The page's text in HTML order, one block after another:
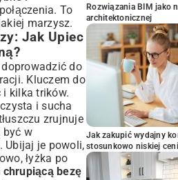
To
marzysz.
Jak Upiec
do
Kluczem do
i kilka trików.
i sucha
zrujnuje
być w
Ubijaj je powoli,
łyżka po
bezę
Rozwiązania BIM jako
architektonicznej
Jak zakupić wydajny
stosunkowo niskiej